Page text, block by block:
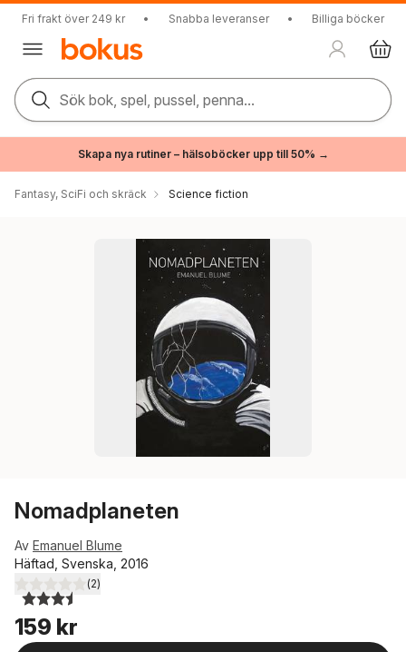
Fri frakt över 249 kr • Snabba leveranser • Billiga böcker
Sök bok, spel, pussel, penna...
Skapa nya rutiner – hälsoböcker upp till 50% →
Fantasy, SciFi och skräck Science fiction
Nomadplaneten
Av Emanuel Blume
Häftad, Svenska, 2016
3,5utav 5 stjärnor. Totalt antal röster:
(2)
159 kr